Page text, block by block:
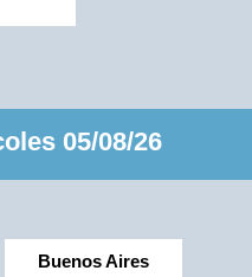
05/08/26
Buenos Aires